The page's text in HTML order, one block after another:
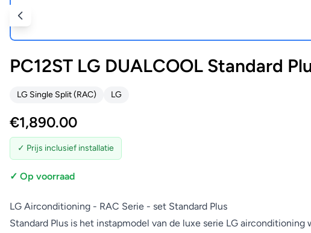
PC12ST LG DUALCOOL Standard
LG Single Split (RAC) LG
€1,890.00
✓ Prijs inclusief installatie
✓ Op voorraad
LG Airconditioning - RAC Serie - set Standard Plus
Standard Plus is het instapmodel van de luxe serie LG